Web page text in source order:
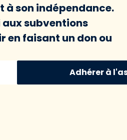
à son indépendance.
aux subventions
en faisant un don ou
Adhérer à